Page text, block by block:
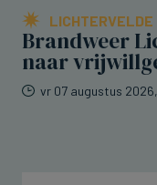
LICHTERVELDE
Brandweer
naar
vr 07 augustus